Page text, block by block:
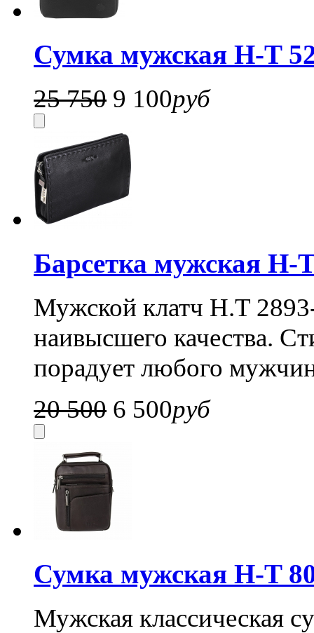
Сумка мужская H-T
25 750 9 100руб
Барсетка мужская H-
Мужской клатч H.T
наивысшего качества.
порадует любого
20 500 6 500руб
Сумка мужская H-T
Мужская классическая